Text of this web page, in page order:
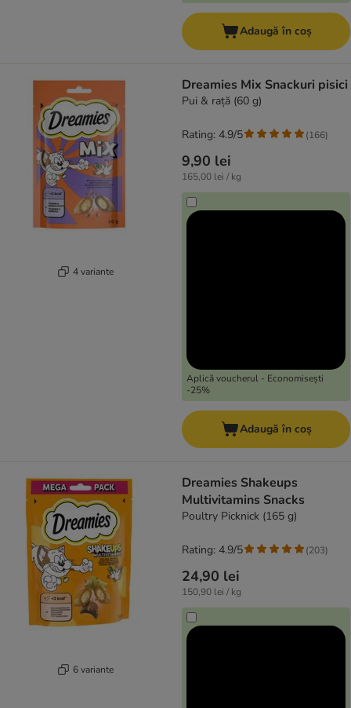
Adaugă în coș
4 variante
Dreamies Mix Snackuri pisici
Pui & rață (60 g)
9,90 lei
165,00 lei / kg
Aplică voucherul - Economisești
-25%
Rating: 4.9/5 (166)
Adaugă în coș
6 variante
Dreamies Shakeups
Multivitamins Snacks
Poultry Picknick (165 g)
24,90 lei
150,90 lei / kg
Rating: 4.9/5 (203)